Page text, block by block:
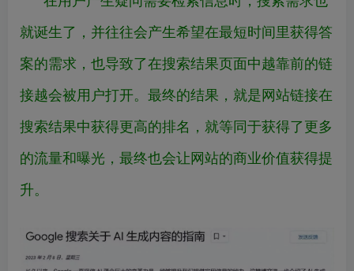
就诞生了，并往往会产生希望在最短时间里获得答
案的需求，也导致了在搜索结果页面中越靠前的链
接越会被用户打开。最终的结果，就是网站链接在
搜索结果中获得更高的排名，就等同于获得了更多
的流量和曝光，最终也会让网站的商业价值获得提
升。